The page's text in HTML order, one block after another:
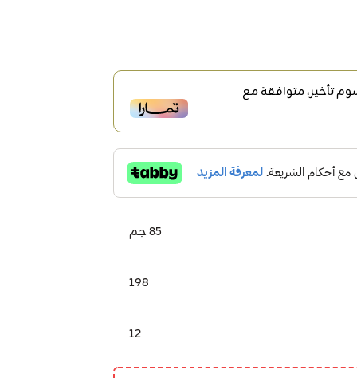
تأخير، متوافقة مع
85 جم
198
12